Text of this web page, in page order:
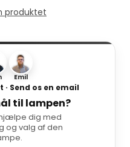
produktet
Emil
Send os en email
til lampen?
dig med
og valg af den